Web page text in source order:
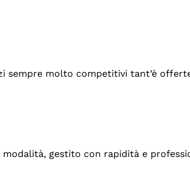
sempre molto competitivi tant’è
gestito con rapidità e